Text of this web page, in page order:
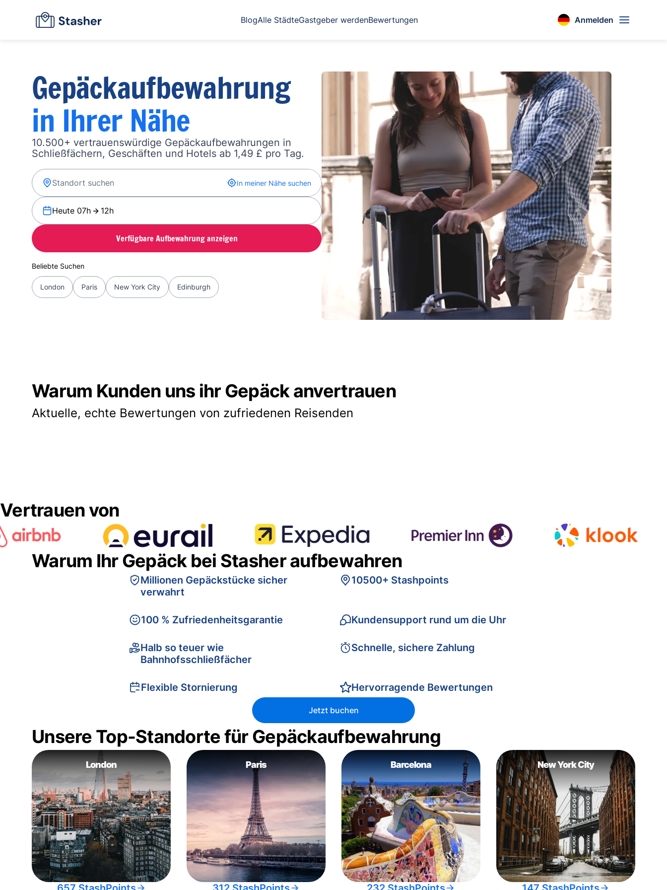
BlogAlle StädteGastgeber werdenBewertungen Anmelden
Gepäckaufbewahrung
in Ihrer Nähe
10.500+ vertrauenswürdige Gepäckaufbewahrungen in
Schließfächern, Geschäften und Hotels ab 1,49 £ pro Tag.
In meiner Nähe suchen
Heute 07h 12h
Verfügbare Aufbewahrung anzeigen
Beliebte Suchen
London Paris New York City Edinburgh
Warum Kunden uns ihr Gepäck anvertrauen
Aktuelle, echte Bewertungen von zufriedenen Reisenden
Vertrauen von
Warum Ihr Gepäck bei Stasher aufbewahren
Millionen Gepäckstücke sicher
verwahrt
100 % Zufriedenheitsgarantie
Halb so teuer wie
Bahnhofsschließfächer
Flexible Stornierung
10500+ Stashpoints
Kundensupport rund um die Uhr
Schnelle, sichere Zahlung
Hervorragende Bewertungen
Jetzt buchen
Unsere Top-Standorte für Gepäckaufbewahrung
London Paris Barcelona New York City